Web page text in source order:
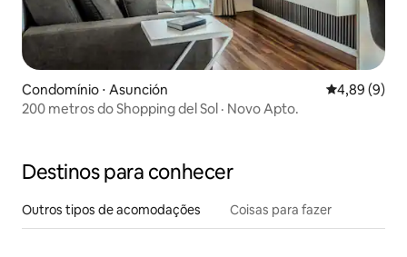
Condomínio ⋅ Asunción 4,89 de uma
4,89 (9)
200 metros do Shopping del Sol · Novo Apto.
Destinos para conhecer
Outros tipos de acomodações Coisas para fazer